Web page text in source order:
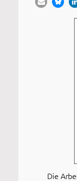
Die